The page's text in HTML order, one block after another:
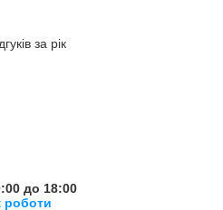
за рік
до 18:00
роботи